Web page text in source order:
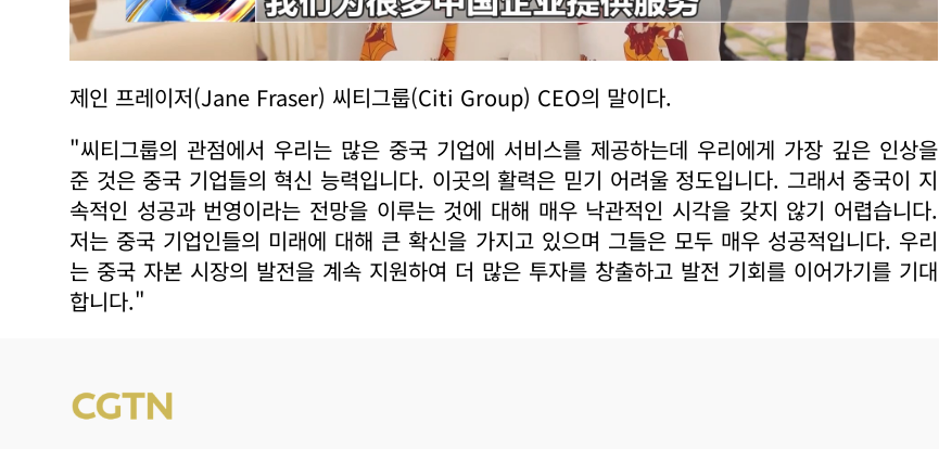
제인 프레이저(Jane Fraser) 씨티그룹(Citi Group) CEO의 말이다.
"씨티그룹의 관점에서 우리는 많은 중국 기업에 서비스를 제공하는데 우리에게 가장 깊은 인상을
준 것은 중국 기업들의 혁신 능력입니다. 이곳의 활력은 믿기 어려울 정도입니다. 그래서 중국이 지
속적인 성공과 번영이라는 전망을 이루는 것에 대해 매우 낙관적인 시각을 갖지 않기 어렵습니다.
저는 중국 기업인들의 미래에 대해 큰 확신을 가지고 있으며 그들은 모두 매우 성공적입니다. 우리
는 중국 자본 시장의 발전을 계속 지원하여 더 많은 투자를 창출하고 발전 기회를 이어가기를 기대
합니다."